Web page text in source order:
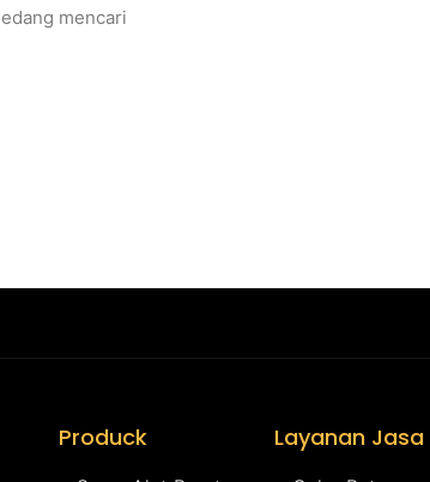
mencari
Produck Layanan Jasa